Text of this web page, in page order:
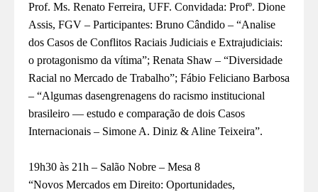
Prof. Ms. Renato Ferreira, UFF. Convidada: Profº. Dione
Assis, FGV – Participantes: Bruno Cândido – “Analise
dos Casos de Conflitos Raciais Judiciais e Extrajudiciais:
o protagonismo da vítima”; Renata Shaw – “Diversidade
Racial no Mercado de Trabalho”; Fábio Feliciano Barbosa
– “Algumas dasengrenagens do racismo institucional
brasileiro — estudo e comparação de dois Casos
Internacionais – Simone A. Diniz & Aline Teixeira”.
19h30 às 21h – Salão Nobre – Mesa 8
“Novos Mercados em Direito: Oportunidades,